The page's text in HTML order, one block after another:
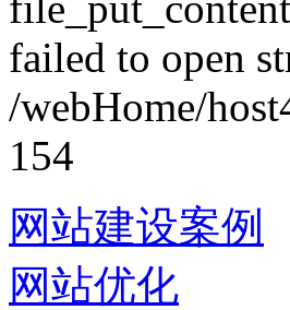
failed to open
/webHome/
154
网站建设案例
网站优化